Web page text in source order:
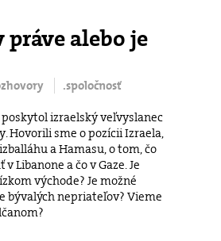
práve alebo je
.spoločnosť
izraelský veľvyslanec
Hovorili sme o pozícii Izraela,
a Hamasu, o tom, čo
Libanone a čo v Gaze. Je
východe? Je možné
bývalých nepriateľov? Vieme